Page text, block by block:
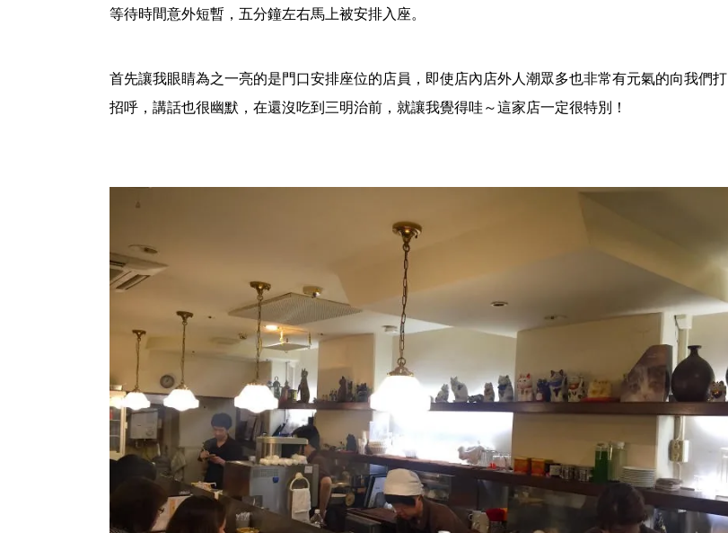
等待時間意外短暫，五分鐘左右馬上被安排入座。
首先讓我眼睛為之一亮的是門口安排座位的店員，即使店內店外人潮眾多也非常有元氣的向我們打
招呼，講話也很幽默，在還沒吃到三明治前，就讓我覺得哇～這家店一定很特別！